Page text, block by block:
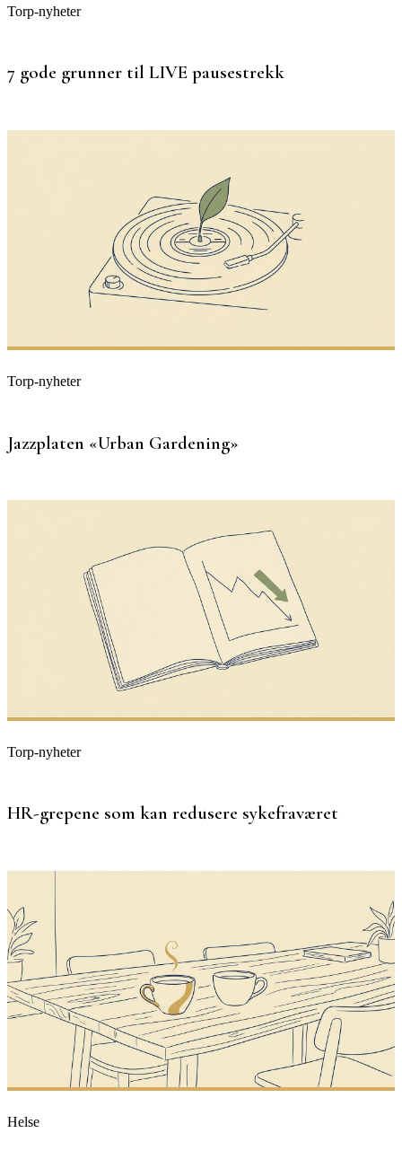
Torp-nyheter
7 gode grunner til LIVE pausestrekk
Torp-nyheter
Jazzplaten «Urban Gardening»
Torp-nyheter
HR-grepene som kan redusere sykefraværet
Helse